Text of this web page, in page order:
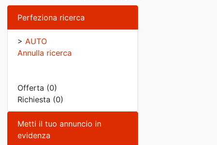
Perfeziona ricerca
> AUTO
Annulla ricerca
Offerta (0)
Richiesta (0)
Metti il tuo annuncio in
evidenza